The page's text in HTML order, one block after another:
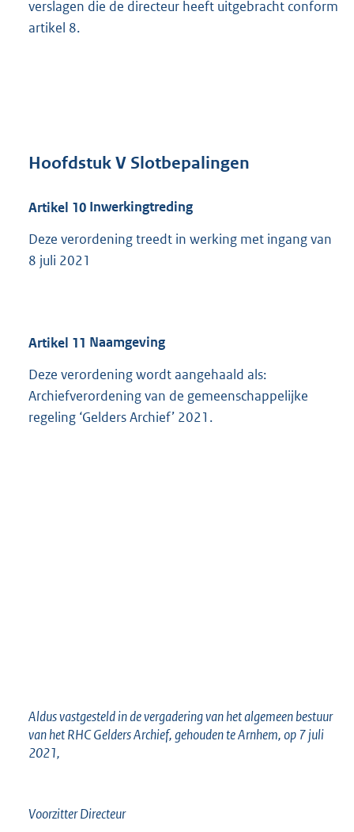
verslagen die de directeur heeft uitgebracht conform
artikel 8.
HoofdstukV Slotbepalingen
Artikel 10 Inwerkingtreding
Deze verordening treedt in werking met ingang van
8 juli 2021
Artikel 11 Naamgeving
Deze verordening wordt aangehaald als:
Archiefverordening van de gemeenschappelijke
regeling ‘Gelders Archief’ 2021.
Aldus vastgesteld in de vergadering van het algemeen bestuur
van het RHC Gelders Archief, gehouden te Arnhem, op 7 juli
2021,
Voorzitter Directeur